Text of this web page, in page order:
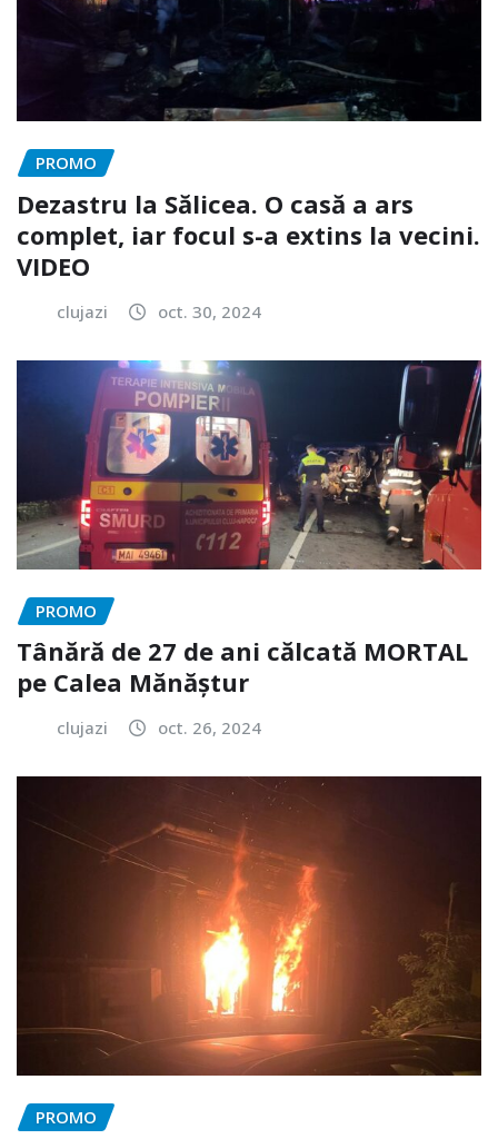
PROMO
Dezastru la Sălicea. O casă a ars
complet, iar focul s-a extins la vecini.
VIDEO
clujazi oct. 30, 2024
PROMO
Tânără de 27 de ani călcată MORTAL
pe Calea Mănăștur
clujazi oct. 26, 2024
PROMO